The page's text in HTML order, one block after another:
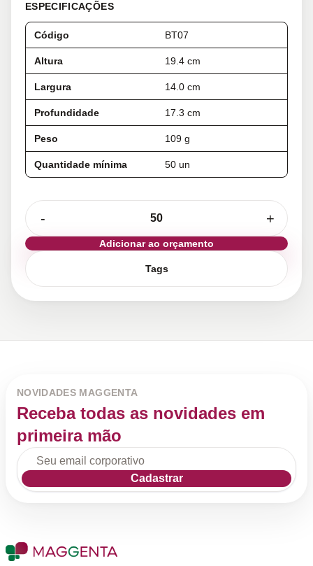
ESPECIFICAÇÕES
Código BT07
Altura 19.4 cm
Largura 14.0 cm
Profundidade 17.3 cm
Peso 109 g
Quantidade mínima 50 un
- +
Adicionar ao orçamento
Tags
NOVIDADES MAGGENTA
Receba todas as novidades em
primeira mão
Cadastrar